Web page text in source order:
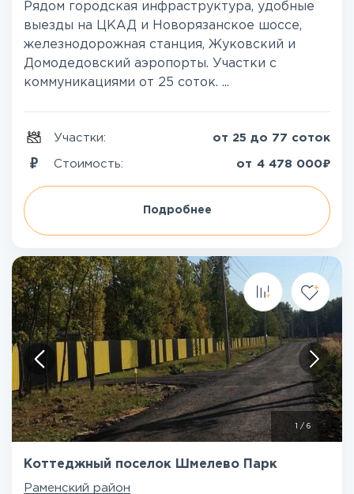
Рядом городская инфраструктура, удобные
выезды на ЦКАД и Новорязанское шоссе,
железнодорожная станция, Жуковский и
Домодедовский аэропорты. Участки с
коммуникациями от 25 соток. ...
Участки: от 25 до 77 соток
Стоимость: от 4 478 000₽
Подробнее
/ 6
Коттеджный поселок Шмелево Парк
Раменский район